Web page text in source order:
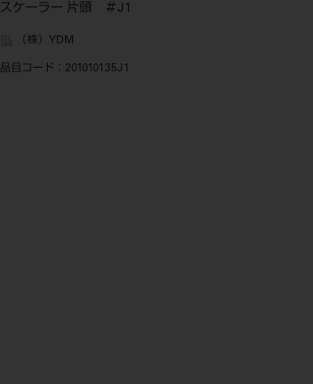
スケーラー 片頭 ＃J1
（株）YDM
品目コード ：201010135J1